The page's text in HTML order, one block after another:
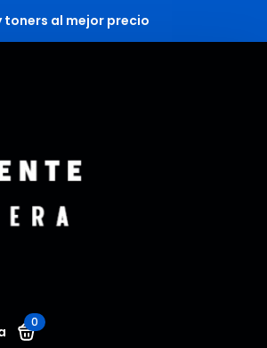
al mejor precio
0